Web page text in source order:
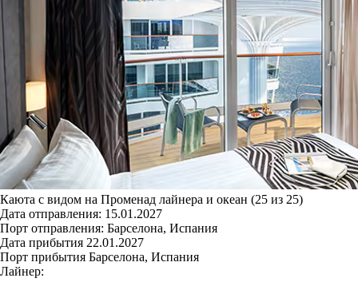
Каюта с видом на Променад лайнера и океан (25 из 25)
Дата отправления: 15.01.2027
Порт отправления: Барселона, Испания
Дата прибытия 22.01.2027
Порт прибытия Барселона, Испания
Лайнер: